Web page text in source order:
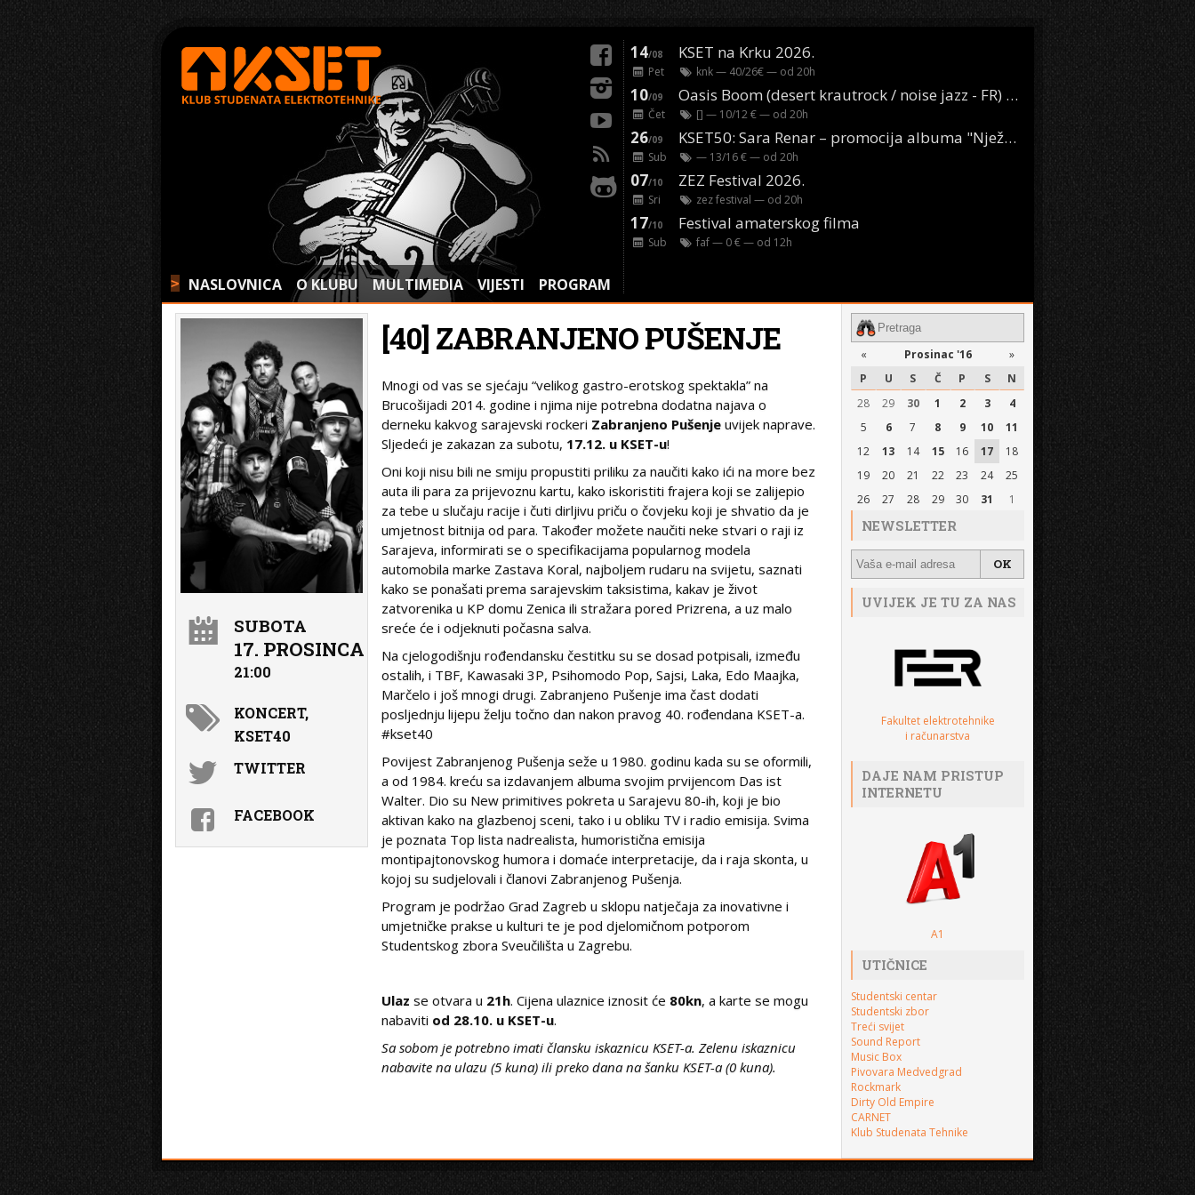
> NASLOVNICA O KLUBU MULTIMEDIA VIJESTI PROGRAM
14/08 KSET na Krku 2026.
Pet knk— 40/26€ — od 20h
10/09 Oasis Boom (desert krautrock / noise jazz - FR) @ KONTEJNER
Čet [] — 10/12 € — od 20h
26/09 KSET50: Sara Renar – promocija albuma "Nježne riječi" @ Močvara
Sub — 13/16 € — od 20h
07/10 ZEZ Festival 2026.
Sri zez festival — od 20h
17/10 Festival amaterskog filma
Sub faf— 0 € — od 12h
[40] ZABRANJENO PUŠENJE
Mnogi od vas se sjećaju “velikog gastro-erotskog spektakla” na
Brucošijadi 2014. godine i njima nije potrebna dodatna najava o
derneku kakvog sarajevski rockeri Zabranjeno Pušenje uvijek naprave.
Sljedeći je zakazan za subotu, 17.12. u KSET-u!
Oni koji nisu bili ne smiju propustiti priliku za naučiti kako ići na more bez
auta ili para za prijevoznu kartu, kako iskoristiti frajera koji se zalijepio
za tebe u slučaju racije i čuti dirljivu priču o čovjeku koji je shvatio da je
umjetnost bitnija od para. Također možete naučiti neke stvari o raji iz
Sarajeva, informirati se o specifikacijama popularnog modela
automobila marke Zastava Koral, najboljem rudaru na svijetu, saznati
kako se ponašati prema sarajevskim taksistima, kakav je život
zatvorenika u KP domu Zenica ili stražara pored Prizrena, a uz malo
sreće će i odjeknuti počasna salva.
Na cjelogodišnju rođendansku čestitku su se dosad potpisali, između
ostalih, i TBF, Kawasaki 3P, Psihomodo Pop, Sajsi, Laka, Edo Maajka,
Marčelo i još mnogi drugi. Zabranjeno Pušenje ima čast dodati
posljednju lijepu želju točno dan nakon pravog 40. rođendana KSET-a.
#kset40
Povijest Zabranjenog Pušenja seže u 1980. godinu kada su se oformili,
a od 1984. kreću sa izdavanjem albuma svojim prvijencom Das ist
Walter. Dio su New primitives pokreta u Sarajevu 80-ih, koji je bio
aktivan kako na glazbenoj sceni, tako i u obliku TV i radio emisija. Svima
je poznata Top lista nadrealista, humoristična emisija
montipajtonovskog humora i domaće interpretacije, da i raja skonta, u
kojoj su sudjelovali i članovi Zabranjenog Pušenja.
Program je podržao Grad Zagreb u sklopu natječaja za inovativne i
umjetničke prakse u kulturi te je pod djelomičnom potporom
Studentskog zbora Sveučilišta u Zagrebu.
Ulaz se otvara u 21h. Cijena ulaznice iznosit će 80kn, a karte se mogu
nabaviti od 28.10. u KSET-u.
Sa sobom je potrebno imati člansku iskaznicu KSET-a. Zelenu iskaznicu
nabavite na ulazu (5 kuna) ili preko dana na šanku KSET-a (0 kuna).
SUBOTA
17. PROSINCA
21:00
KONCERT,
KSET40
TWITTER
FACEBOOK
« Prosinac '16
»
P
U S Č P S
N
28
29 30 1 2 3
4
5
6 7 8 9 10
11
12
13 14 15 16 17
18
19
20 21 22 23 24
25
26
27 28 29 30 31 1
NEWSLETTER
UVIJEK JE TU ZA NAS
Fakultet elektrotehnike
i računarstva
DAJE NAM PRISTUP
INTERNETU
A1
UTIČNICE
Studentski centar
Studentski zbor
Treći svijet
Sound Report
Music Box
Pivovara Medvedgrad
Rockmark
Dirty Old Empire
CARNET
Klub Studenata Tehnike